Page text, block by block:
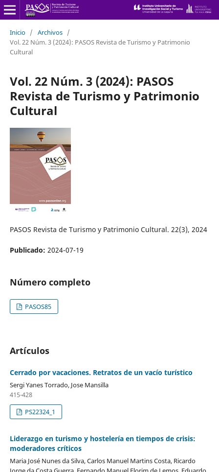
Inicio / Archivos /
Vol. 22 Núm. 3 (2024): PASOS Revista de Turismo y Patrimonio
Cultural
Vol. 22 Núm. 3 (2024): PASOS
Revista de Turismo y Patrimonio
Cultural
PASOS Revista de Turismo y Patrimonio Cultural. 22(3), 2024
Publicado: 2024-07-19
Número completo
PASOS85
Artículos
Cerrado por vacaciones. Retratos de un vacío turístico
Sergi Yanes Torrado, Jose Mansilla
415-428
PS22324_1
Liderazgo en turismo y hostelería en tiempos de crisis:
moderadores críticos
Maria José Nunes da Silva, Carlos Manuel Martins Costa, Ricardo